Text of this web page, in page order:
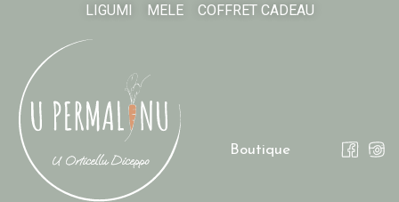
LIGUMI MELE COFFRET CADEAU
Boutique